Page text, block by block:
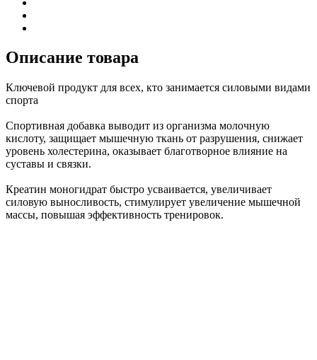
Описание товара
Ключевой продукт для всех, кто занимается силовыми видами
спорта
Спортивная добавка выводит из организма молочную
кислоту, защищает мышечную ткань от разрушения, снижает
уровень холестерина, оказывает благотворное влияние на
суставы и связки.
Креатин моногидрат быстро усваивается, увеличивает
силовую выносливость, стимулирует увеличение мышечной
массы, повышая эффективность тренировок.